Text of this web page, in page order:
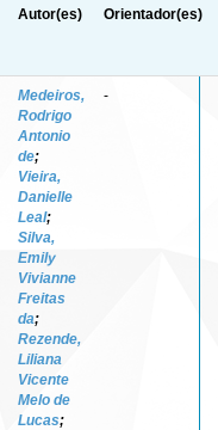
Autor(es) Orientador(es)
Medeiros,
Rodrigo
Antonio
de;
Vieira,
Danielle
Leal;
Silva,
Emily
Vivianne
Freitas
da;
Rezende,
Liliana
Vicente
Melo de
Lucas;
-